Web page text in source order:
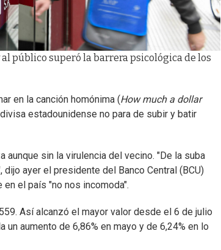
público superó la barrera psicológica de los
en la canción homónima (How much a dollar
estadounidense no para de subir y batir
aunque sin la virulencia del vecino. "De la suba
ayer el presidente del Banco Central (BCU)
el país "no nos incomoda".
Así alcanzó el mayor valor desde el 6 de julio
aumento de 6,86% en mayo y de 6,24% en lo